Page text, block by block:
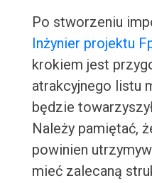
Po stworzeniu
Inżynier projektu
krokiem jest
atrakcyjnego listu
będzie
Należy pamiętać,
powinien
mieć zalecaną